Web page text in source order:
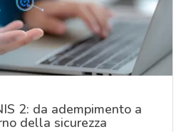
2: da adempimento a
della sicurezza